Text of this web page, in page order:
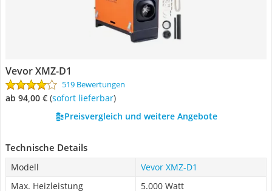
Vevor ‎XMZ-D1
519 Bewertungen
ab 94,00 € ( Sofort lieferbar)
Preisvergleich und weitere Angebote
Technische Details
Modell
Vevor ‎XMZ-D1
Max. Heizleistung
5.000 Watt